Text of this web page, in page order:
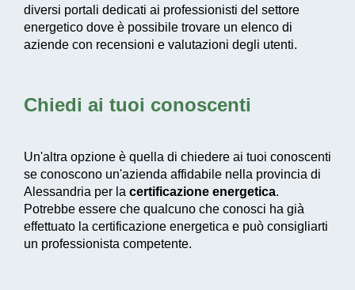
diversi portali dedicati ai professionisti del settore
energetico dove è possibile trovare un elenco di
aziende con recensioni e valutazioni degli utenti.
Chiedi ai tuoi conoscenti
Un'altra opzione è quella di chiedere ai tuoi conoscenti
se conoscono un'azienda affidabile nella provincia di
Alessandria per la certificazione energetica.
Potrebbe essere che qualcuno che conosci ha già
effettuato la certificazione energetica e può consigliarti
un professionista competente.